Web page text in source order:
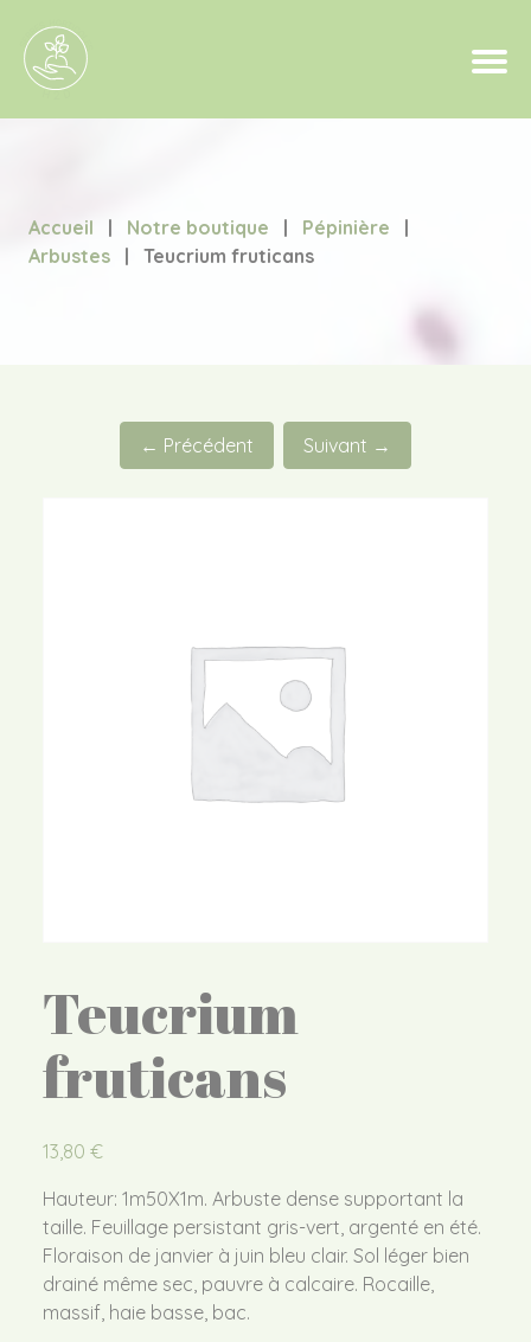
Accueil | Notre boutique | Pépinière
|
Arbustes
| Teucrium fruticans
← Précédent Suivant →
Teucrium
fruticans
13,80 €
Hauteur: 1m50X1m. Arbuste dense supportant la
taille. Feuillage persistant gris-vert, argenté en été.
Floraison de janvier à juin bleu clair. Sol léger bien
drainé même sec, pauvre à calcaire. Rocaille,
massif, haie basse, bac.